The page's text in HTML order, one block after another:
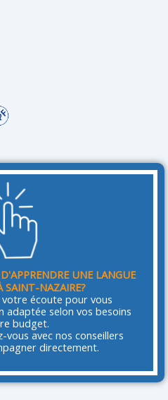
UNE LANGUE
SAINT-NAZAIRE?
écoute pour vous
selon vos besoins
budget.
vous avec nos conseillers
directement.